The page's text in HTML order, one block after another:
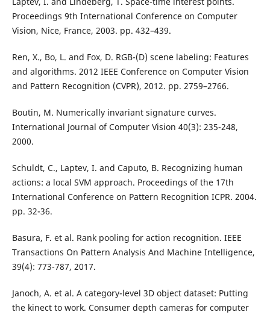
Proceedings 9th International Conference on Computer
Vision, Nice, France, 2003. pp. 432–439.
Ren, X., Bo, L. and Fox, D. RGB-(D) scene labeling: Features
and algorithms. 2012 IEEE Conference on Computer Vision
and Pattern Recognition (CVPR), 2012. pp. 2759–2766.
Boutin, M. Numerically invariant signature curves.
International Journal of Computer Vision 40(3): 235-248,
2000.
Schuldt, C., Laptev, I. and Caputo, B. Recognizing human
actions: a local SVM approach. Proceedings of the 17th
International Conference on Pattern Recognition ICPR. 2004.
pp. 32-36.
Basura, F. et al. Rank pooling for action recognition. IEEE
Transactions On Pattern Analysis And Machine Intelligence,
39(4): 773-787, 2017.
Janoch, A. et al. A category-level 3D object dataset: Putting
the kinect to work. Consumer depth cameras for computer